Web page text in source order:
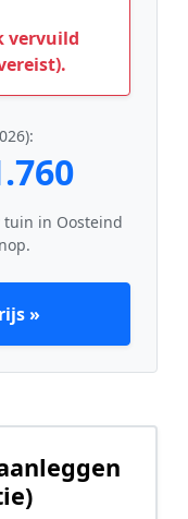
vervuild
tuin in Oosteind
»